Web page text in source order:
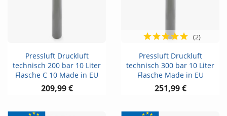
Pressluft Druckluft
technisch 200 bar 10 Liter
Flasche C 10 Made in EU
209,99 €
Pressluft Druckluft
technisch 300 bar 10 Liter
Flasche Made in EU
251,99 €
(2)